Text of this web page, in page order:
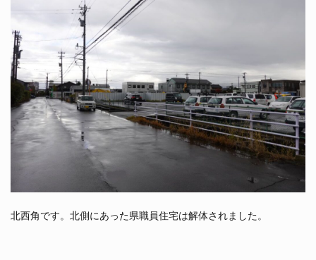
北西角です。北側にあった県職員住宅は解体されました。